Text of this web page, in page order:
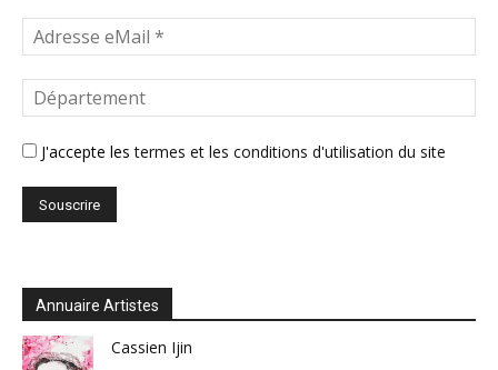
J'accepte lestermes et les conditions d'utilisation du site
Annuaire Artistes
Cassien Ijin